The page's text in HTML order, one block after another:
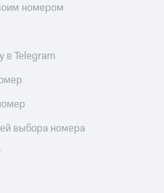
номером
в Telegram
выбора номера